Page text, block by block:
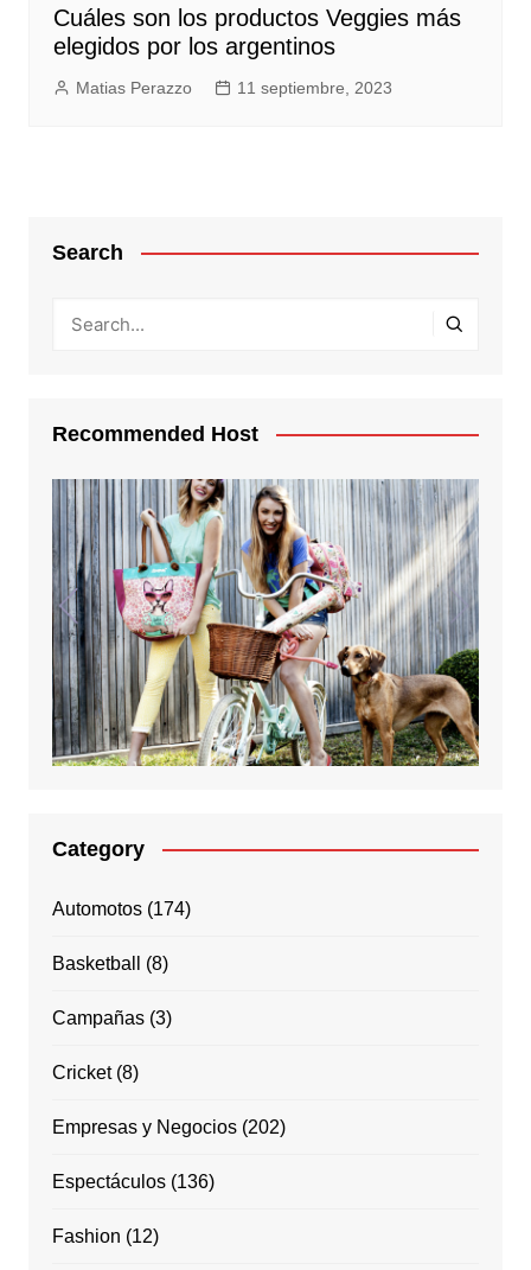
Cuáles son los productos Veggies más
elegidos por los argentinos
Matias Perazzo 11 septiembre, 2023
Search
Recommended Host
Category
Automotos(174)
Basketball (8)
Campañas(3)
Cricket(8)
Empresas y Negocios(202)
Espectáculos(136)
Fashion (12)